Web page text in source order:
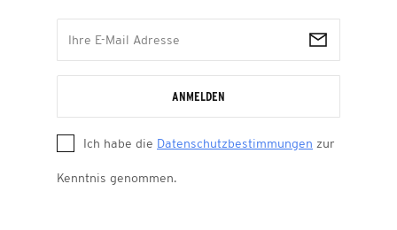
ANMELDEN
Ich habe die Datenschutzbestimmungen zur
Kenntnis genommen.